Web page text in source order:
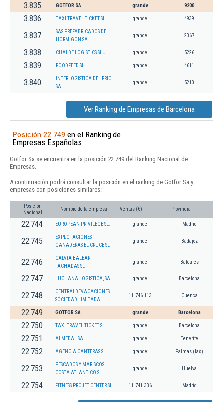
3.835 GOTFOR SA grande 9200
3.836 TAXI TRAVEL TICKET SL grande 4939
3.837
SAS PREFABRICADOS DE
HORMIGON SA
grande 2367
3.838 CUALDE LOGISTICS SLU grande 5226
3.839 FOODFEED SL grande 4611
3.840
INTERLOGISTICA DEL FRIO
SA
grande 5210
Ver Ranking de Empresas de Barcelona
Posición 22.749 en el Ranking de
Empresas Españolas
Gotfor Sa se encuentra en la posición 22.749 del Ranking Nacional de
Empresas.
A continuación podrá consultar la posición en el ranking de Gotfor Sa y
empresas con posiciones similares:
Posición
Nacional
Nombre de la empresa Ventas (€) Provincia
22.744 EUROPEAN PRIVILEGE SL. grande Madrid
22.745
EXPLOTACIONES
GANADERAS EL CRUCE SL
grande Badajoz
22.746
CALVIA BALEAR
FACHADAS SL
grande Baleares
22.747 LUCHANA LOGISTICA, SA grande Barcelona
22.748
CENTRALDEVACACIONES
SOCIEDAD LIMITADA.
11.746.113 Cuenca
22.749 GOTFOR SA grande Barcelona
22.750 TAXI TRAVEL TICKET SL grande Barcelona
22.751 ALMEDAL SA grande Tenerife
22.752 AGENCIA CANTERAS SL grande Palmas (las)
22.753
PESCADOS Y MARISCOS
COSTA ATLANTICO SL.
grande Huelva
22.754 FITNESS PROJET CENTER SL 11.741.336 Madrid